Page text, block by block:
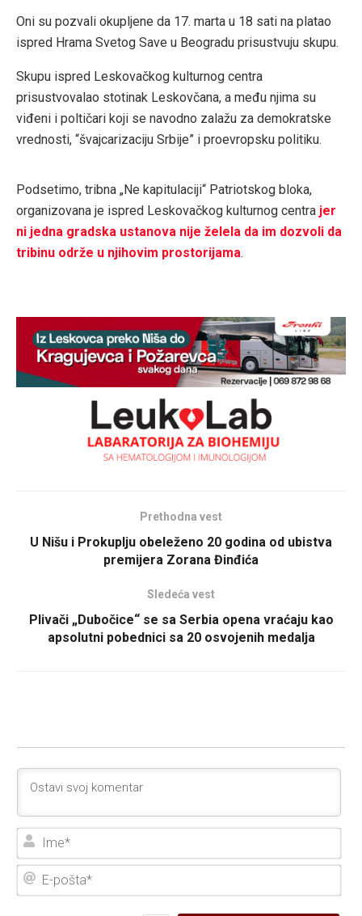
Oni su pozvali okupljene da 17. marta u 18 sati na platao
ispred Hrama Svetog Save u Beogradu prisustvuju skupu.
Skupu ispred Leskovačkog kulturnog centra
prisustvovalao stotinak Leskovčana, a među njima su
viđeni i poltičari koji se navodno zalažu za demokratske
vrednosti, “švajcarizaciju Srbije” i proevropsku politiku.
Podsetimo, tribna „Ne kapitulaciji“ Patriotskog bloka,
organizovana je ispred Leskovačkog kulturnog centra jer
ni jedna gradska ustanova nije želela da im dozvoli da
tribinu održe u njihovim prostorijama.
Prethodna vest
U Nišu i Prokuplju obeleženo 20 godina od ubistva
premijera Zorana Đinđića
Sledeća vest
Plivači „Dubočice“ se sa Serbia opena vraćaju kao
apsolutni pobednici sa 20 osvojenih medalja
E-